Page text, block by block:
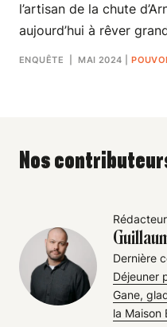
l’artisan de la chute
aujourd’hui à rêver
ENQUÊTE | MAI 2024 |
Nos
Dernière
Déjeuner
Gane,
la Maison